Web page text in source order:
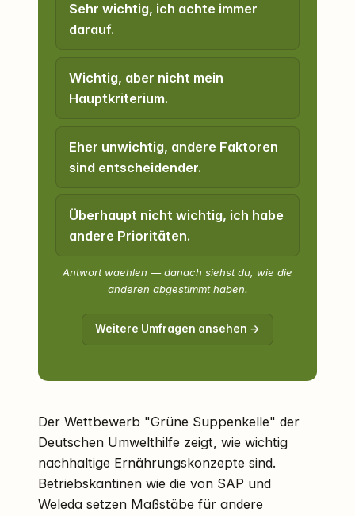
Sehr wichtig, ich achte immer
darauf.
Wichtig, aber nicht mein
Hauptkriterium.
Eher unwichtig, andere Faktoren
sind entscheidender.
Überhaupt nicht wichtig, ich habe
andere Prioritäten.
Antwort waehlen — danach siehst du, wie die
anderen abgestimmt haben.
Weitere Umfragen ansehen →
Der Wettbewerb "Grüne Suppenkelle" der
Deutschen Umwelthilfe zeigt, wie wichtig
nachhaltige Ernährungskonzepte sind.
Betriebskantinen wie die von SAP und
Weleda setzen Maßstäbe für andere